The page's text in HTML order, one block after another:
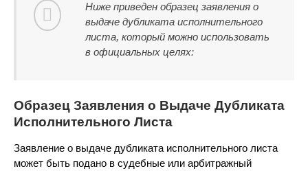
Ниже приведен образец заявления о
выдаче дубликата исполнительного
листа, который можно использовать
в официальных целях:
Образец Заявления о Выдаче Дубликата
Исполнительного Листа
Заявление о выдаче дубликата исполнительного листа
может быть подано в судебные или арбитражный